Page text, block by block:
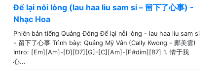
Để lại nỗi lòng (lau haa liu sam si – 留下了心事) -
Nhạc Hoa
Phiên bản tiếng Quảng Đông Để lại nỗi lòng - lau haa liu sam si
- 留下了心事 Trình bày: Quảng Mỹ Vân (Cally Kwong - 鄺美雲)
Intro: [Em][Am]-[D][D7][G]-[C][Am]-[F#dim][B7] 1. 情于我
心...